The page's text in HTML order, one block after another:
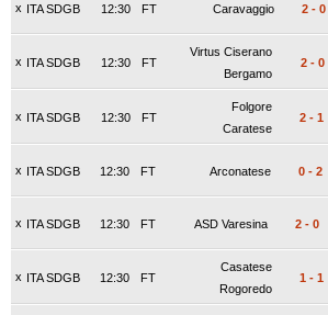
x ITA SDGB FT
12:30 Caravaggio 2 - 0
x ITA SDGB FT
12:30
Virtus Ciserano
Bergamo
2 - 0
x ITA SDGB FT
12:30
Folgore
Caratese
2 - 1
x ITA SDGB FT
12:30 Arconatese 0 - 2
x ITA SDGB FT
12:30 ASD Varesina 2 - 0
x ITA SDGB FT
12:30
Casatese
Rogoredo
1 - 1